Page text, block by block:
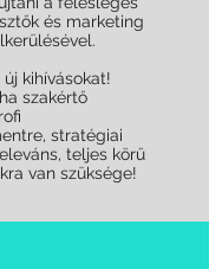
és marketing
kihívásokat!
szakértő
stratégiai
teljes körű
van szüksége!